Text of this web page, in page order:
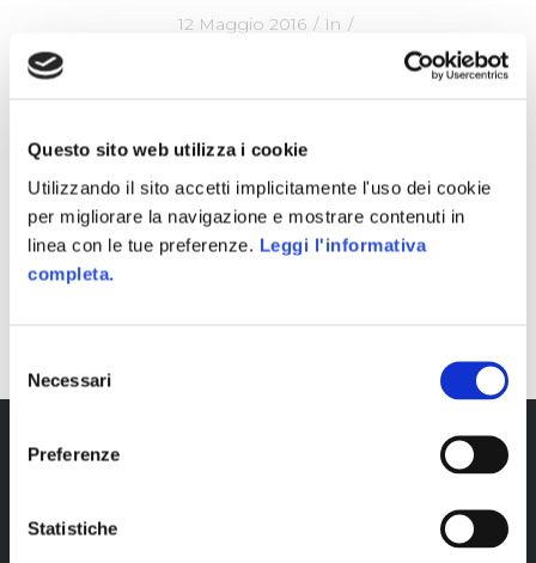
Questo sito web utilizza i cookie
Utilizzando il sito accetti implicitamente l'uso dei cookie
per migliorare la navigazione e mostrare contenuti in
linea con le tue preferenze. Leggi l'informativa
completa.
delNecessari
Preferenze
Statistiche
12 Maggio 2016
In